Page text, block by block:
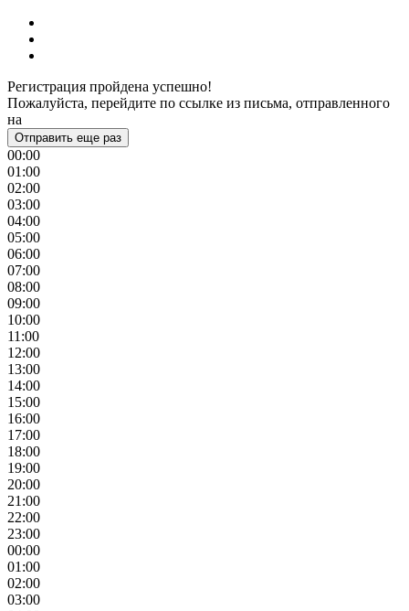
Регистрация пройдена успешно!
Пожалуйста, перейдите по ссылке из письма, отправленного
на
Отправить еще раз
00:00
01:00
02:00
03:00
04:00
05:00
06:00
07:00
08:00
09:00
10:00
11:00
12:00
13:00
14:00
15:00
16:00
17:00
18:00
19:00
20:00
21:00
22:00
23:00
00:00
01:00
02:00
03:00